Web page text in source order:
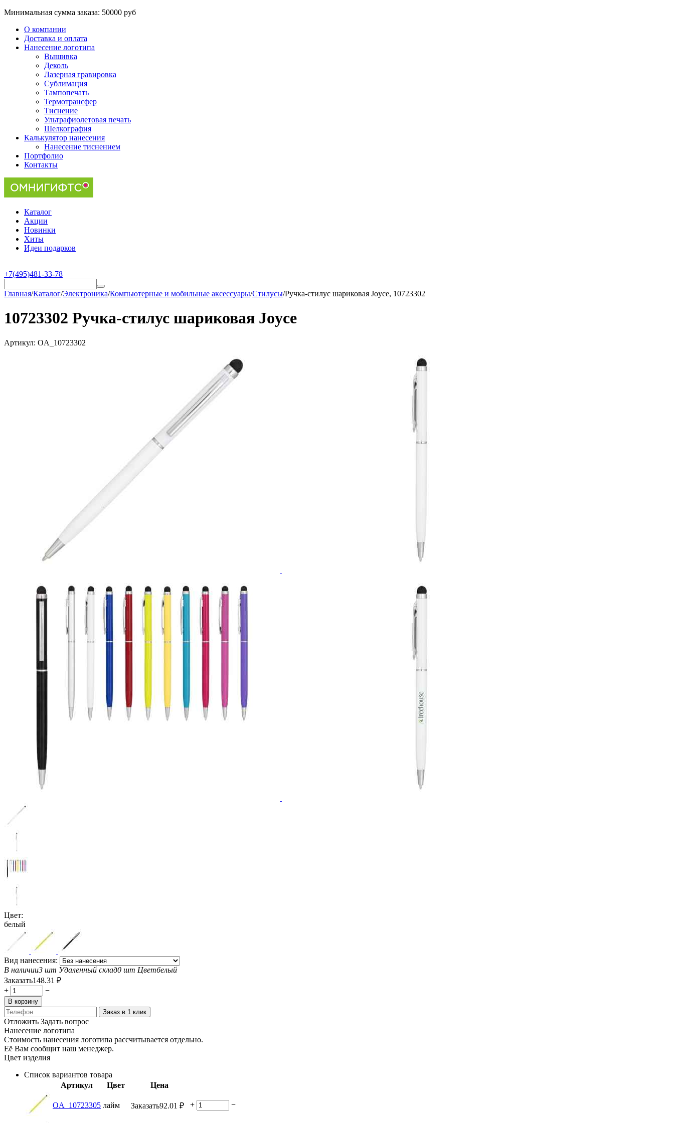
Минимальная сумма заказа: 50000 руб
О компании
Доставка и оплата
Нанесение логотипа
Вышивка
Деколь
Лазерная гравировка
Сублимация
Тампопечать
Термотрансфер
Тиснение
Ультрафиолетовая печать
Шелкография
Калькулятор нанесения
Нанесение тиснением
Портфолио
Контакты
Каталог
Акции
Новинки
Хиты
Идеи подарков
+7(495)481-33-78
Главная/Каталог/Электроника/Компьютерные и мобильные аксессуары/Стилусы/Ручка-стилус шариковая Joyce, 10723302
10723302 Ручка-стилус шариковая Joyce
Артикул: OA_10723302
Цвет:
белый
Вид нанесения:
В наличии3 шт Удаленный склад0 шт Цветбелый
Заказать148.31 ₽
+
−
В корзину
Заказ в 1 клик
Отложить Задать вопрос
Нанесение логотипа
Стоимость нанесения логотипа рассчитывается отдельно.
Её Вам сообщит наш менеджер.
Цвет изделия
Список вариантов товара
Артикул
Цвет Цена
OA_10723305 лайм Заказать92.01 ₽ + −